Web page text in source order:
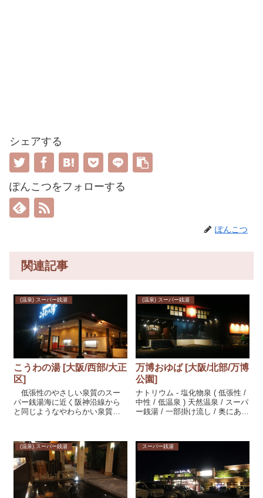
シェアする
ぽんこつをフォローする
ぽんこつ
関連記事
(温泉) スーパー銭湯
こうわの湯 [大阪/西部/大正
区]
低張性のやさしい泉質のスー
パー銭湯海に近く阪神沿線から
と同じようなやわらかい泉質が
ありで温泉としての浴感はそれ
ほど無い。露天にはあつ湯42度
程、炭酸泉は39度程につぼ湯二
つが41度程...
(温泉) スーパー銭湯
万博おゆば [大阪/北部/万博
公園]
ナトリウム - 塩化物泉 ( 低張性 /
中性 / 低温泉 ) 天然温泉 / スーパ
ー銭湯 / 一部掛け流し / 奥にある
キシ感あり、温度は39度程。炭
酸成分あるのかカルシウムが多
(温泉) スーパー銭湯 スーパー銭湯